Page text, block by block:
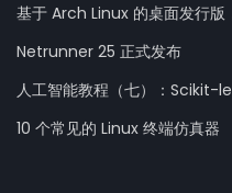
基于 Arch Linux 的桌面发行
Netrunner 25 正式发布
人工智能教程（七）：Scikit-
10 个常见的 Linux 终端仿真器